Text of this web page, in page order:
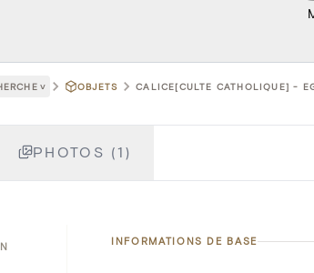
˅ OBJETS CALICE[CULTE CATHOLIQUE] -
PHOTOS (1)
INFORMATIONS DE BASE